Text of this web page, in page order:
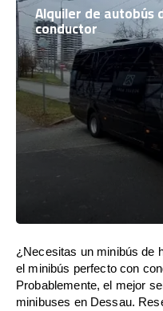
Alquiler de autobús
conductor
¿Necesitas un minibús de
el minibús perfecto con
Probablemente, el mejor
minibuses en Dessau.